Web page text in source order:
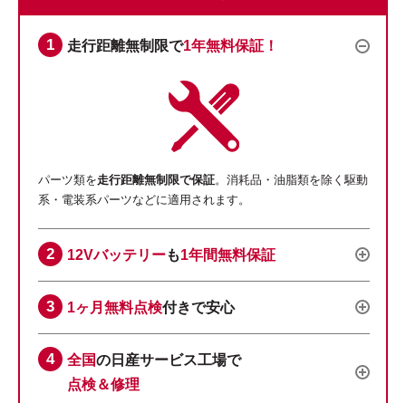
走行距離無制限で1年無料保証！
パーツ類を走行距離無制限で保証。消耗品・油脂類を除く駆動
系・電装系パーツなどに適用されます。
12Vバッテリーも1年間無料保証
1ヶ月無料点検付きで安心
全国の日産サービス工場で
点検＆修理